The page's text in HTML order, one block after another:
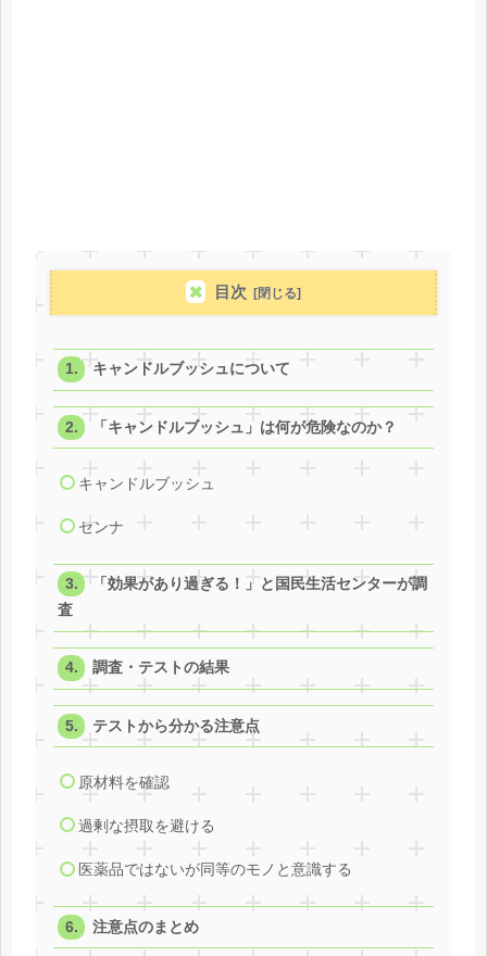
目次
キャンドルブッシュについて
「キャンドルブッシュ」は何が危険なのか？
キャンドルブッシュ
センナ
「効果があり過ぎる！」と国民生活センターが調
査
調査・テストの結果
テストから分かる注意点
原材料を確認
過剰な摂取を避ける
医薬品ではないが同等のモノと意識する
注意点のまとめ